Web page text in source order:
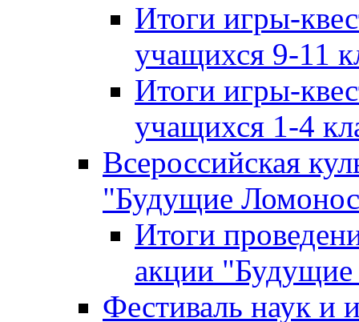
Итоги игры-
учащихся 9-11
Итоги игры-
учащихся 1-4
Всероссийская
"Будущие
Итоги
акции
Фестиваль наук и